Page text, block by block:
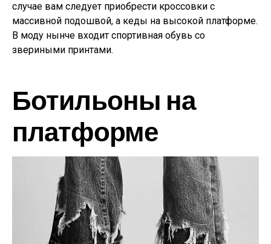
случае вам следует приобрести кроссовки с
массивной подошвой, а кеды на высокой платформе.
В моду нынче входит спортивная обувь со
звериными принтами.
Ботильоны на
платформе